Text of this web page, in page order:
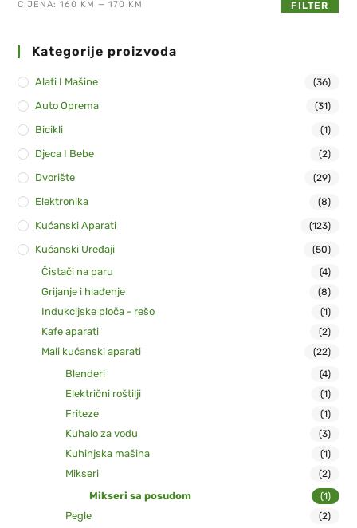
FILTER
CIJENA:160 KM —170 KM
Kategorije proizvoda
Alati I Mašine (36)
Auto Oprema (31)
Bicikli (1)
Djeca I Bebe (2)
Dvorište (29)
Elektronika (8)
Kućanski Aparati (123)
Kućanski Uređaji (50)
Čistači na paru (4)
Grijanje i hlađenje (8)
Indukcijske ploča - rešo (1)
Kafe aparati (2)
Mali kućanski aparati (22)
Blenderi (4)
Električni roštilji (1)
Friteze (1)
Kuhalo za vodu (3)
Kuhinjska mašina (1)
Mikseri (2)
Mikseri sa posudom (1)
Pegle (2)